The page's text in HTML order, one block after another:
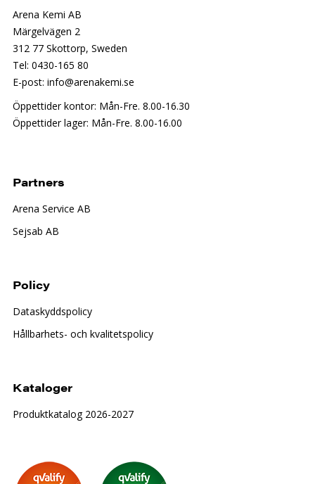
Arena Kemi AB
Märgelvägen 2
312 77 Skottorp, Sweden
Tel: 0430-165 80
E-post: info@arenakemi.se
Öppettider kontor: Mån-Fre. 8.00-16.30
Öppettider lager: Mån-Fre. 8.00-16.00
Partners
Arena Service AB
Sejsab AB
Policy
Dataskyddspolicy
Hållbarhets- och kvalitetspolicy
Kataloger
Produktkatalog 2026-2027